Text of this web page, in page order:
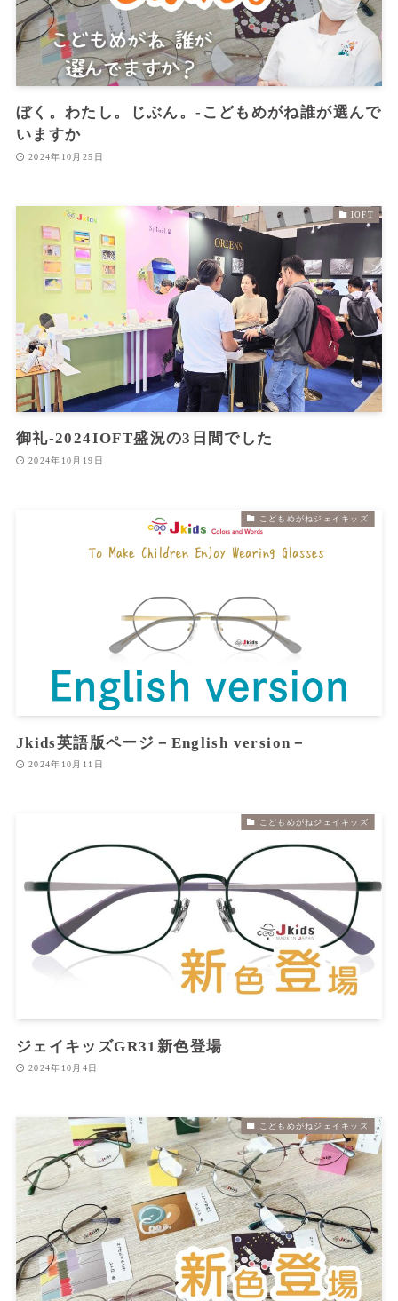
ぼく。わたし。じぶん。‐こどもめがね誰が選んで
いますか
2024年10月25日
IOFT
御礼‐2024IOFT盛況の3日間でした
2024年10月19日
こどもめがねジェイキッズ
Jkids英語版ページ－English version－
2024年10月11日
こどもめがねジェイキッズ
ジェイキッズGR31新色登場
2024年10月4日
こどもめがねジェイキッズ